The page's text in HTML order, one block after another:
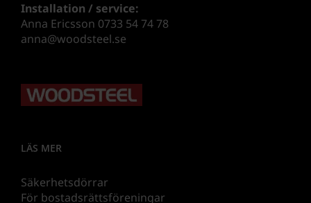
Installation / service:
Anna Ericsson 0733 54 74 78
anna@woodsteel.se
LÄS MER
Säkerhetsdörrar
För bostadsrättsföreningar